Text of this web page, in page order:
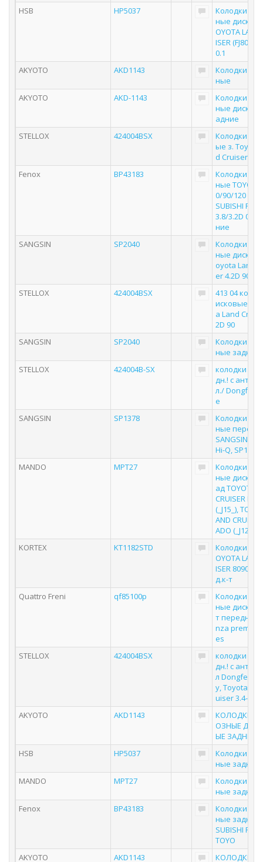
HSB
HP5037
Колодки
ные
OYOTA LAND
ISER (FJ80,
0.1
AKYOTO
AKD1143
Колодки
ные
AKYOTO
AKD-1143
Колодки
ные
адние
STELLOX
424004BSX
Колодки
ые з. Toyota
d Cruiser |
Fenox
BP43183
Колодки
ные TOYOTA
0/90/120
SUBISHI
3.8/3.2D 06>
ние
SANGSIN
SP2040
Колодки
ные
oyota Land
er 4.2D 90
STELLOX
424004BSX
413 04
исковые з.
a Land
2D 90
SANGSIN
SP2040
Колодки
ные задние
STELLOX
424004B-SX
колодки
дн.! с
л./
e
SANGSIN
SP1378
Колодки
ные
SANGSIN
Hi-Q, SP1378
MANDO
MPT27
Колодки
ные
ад TOYOTA
CRUISER
(_J15_),
AND
ADO (_J12_),
KORTEX
KT1182STD
Колодки
OYOTA LAND
ISER
д.к-т
Quattro Freni
qf85100p
Колодки
ные
т передние
nza
es
STELLOX
424004BSX
колодки
дн.! с
л Dongfeng,
y, Toyota
uiser 3.4-4.2T
AKYOTO
AKD1143
КОЛОДКИ
ОЗНЫЕ
ЫЕ ЗАДНИЕ
HSB
HP5037
Колодки
ные задние
MANDO
MPT27
Колодки
ные задние
Fenox
BP43183
Колодки
ные задние
SUBISHI
TOYO
AKYOTO
AKD1143 КОЛОДКИ